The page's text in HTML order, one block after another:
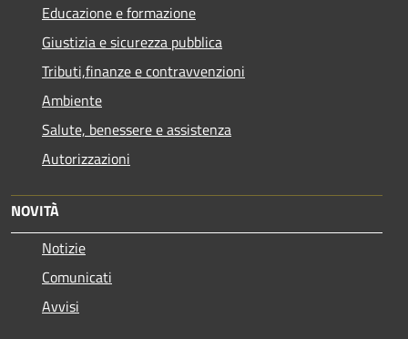
Educazione e formazione
Giustizia e sicurezza pubblica
Tributi,finanze e contravvenzioni
Ambiente
Salute, benessere e assistenza
Autorizzazioni
NOVITÀ
Notizie
Comunicati
Avvisi